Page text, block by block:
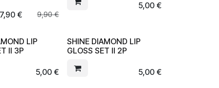
7,90 € 9,90€
5,00€
LIP
II 3P
5,00€
SHINE DIAMOND LIP
GLOSS SET II 2P
5,00€